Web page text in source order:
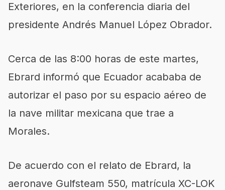
Exteriores, en la conferencia diaria del
presidente Andrés Manuel López Obrador.
Cerca de las 8:00 horas de este martes,
Ebrard informó que Ecuador acababa de
autorizar el paso por su espacio aéreo de
la nave militar mexicana que trae a
Morales.
De acuerdo con el relato de Ebrard, la
aeronave Gulfsteam 550, matrícula XC-LOK